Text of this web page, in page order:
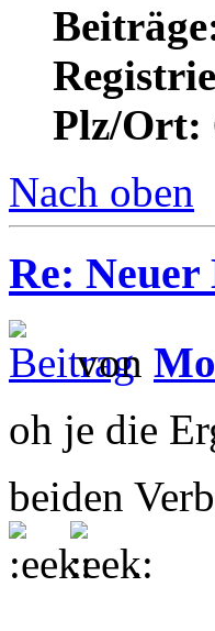
Plz/Ort:
Nach oben
Re:
von
oh je die
beiden
.